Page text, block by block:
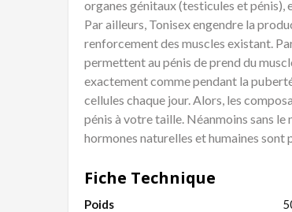
organes génitaux (testicules et pénis),
Par ailleurs, Tonisex engendre la
renforcement des muscles existant.
permettent au pénis de prend du
exactement comme pendant la
cellules chaque jour. Alors, les
pénis à votre taille. Néanmoins sans le
hormones naturelles et humaines
Fiche Technique
Poids